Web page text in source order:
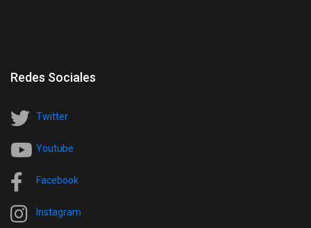
Redes Sociales
Twitter
Youtube
Facebook
Instagram